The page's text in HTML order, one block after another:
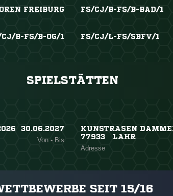
FREIBURG FS/CJ/B-FS/B-BAD/1
CJ/B-FS/B-OG/1 FS/CJ/L-FS/SBFV/1
SPIELSTÄTTEN
30.06.2027
Von - Bis
KUNSTRASEN
77933 LAHR
Adresse
SEIT 15/16